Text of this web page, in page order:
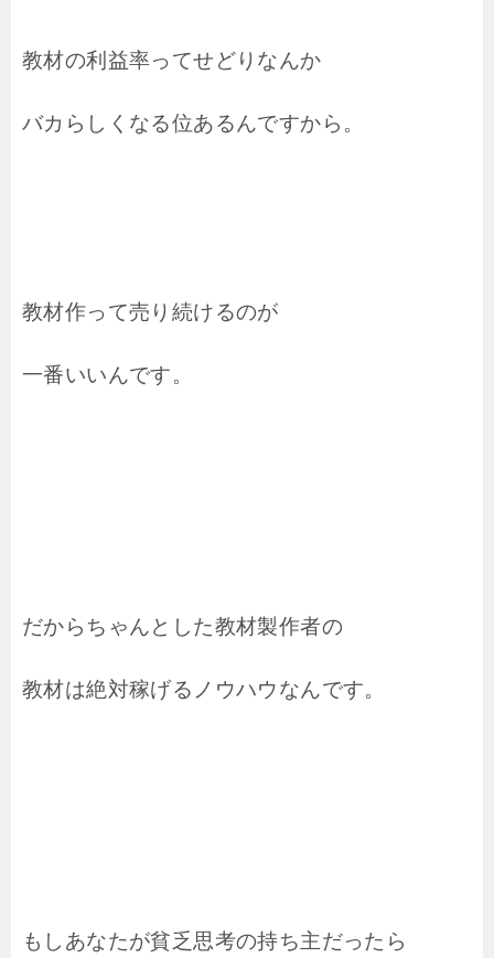
教材の利益率ってせどりなんか
バカらしくなる位あるんですから。
教材作って売り続けるのが
一番いいんです。
だからちゃんとした教材製作者の
教材は絶対稼げるノウハウなんです。
もしあなたが貧乏思考の持ち主だったら